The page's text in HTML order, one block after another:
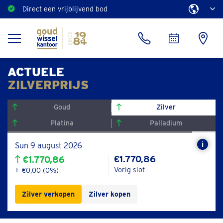
Direct een vrijblijvend bod
ACTUELE
ZILVERPRIJS
Goud
Zilver
Platina
Palladium
Sun 9 august 2026
De
aan
€1.770,86
€0,00 (0%)
€1.770,86
Vorig slot
Zilver verkopen Zilver kopen